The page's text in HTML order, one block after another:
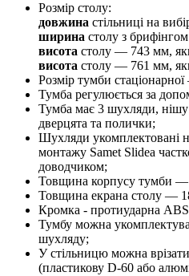
Розмір столу:
довжина стільниці на
ширина столу з
висота столу — 743 мм,
висота столу — 761 мм,
Розмір тумби
Тумба регулюється за
Тумба має 3 шухляди, нішу
дверцята та полички;
Шухляди укомплектовані
монтажу Samet Slidea
доводчиком;
Товщина корпусу тумби
Товщина екрана столу —
Кромка - протиударна
Тумбу можна
шухляду;
У стільницю можна
(пластикову D-60 або